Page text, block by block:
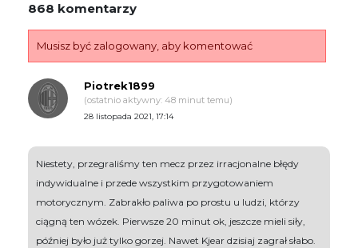
868 komentarzy
Musisz być zalogowany, aby komentować
Piotrek1899
(ostatnio aktywny: 48 minut temu)
28 listopada 2021, 17:14
Niestety, przegraliśmy ten mecz przez irracjonalne błędy
indywidualne i przede wszystkim przygotowaniem
motorycznym. Zabrakło paliwa po prostu u ludzi, którzy
ciągną ten wózek. Pierwsze 20 minut ok, jeszcze mieli siły,
później było już tylko gorzej. Nawet Kjear dzisiaj zagrał słabo.